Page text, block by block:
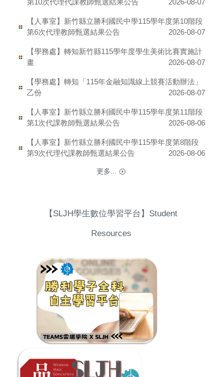
2026-08-07
【人事室】新竹縣立勝利國民中學115學年度第10階段
第6次代理教師甄選結果公告
2026-08-07
【學務處】轉知新竹縣115學年度學生美術比賽實施計
畫
2026-08-07
【學務處】轉知「115年金融知識線上競賽活動辦法」
乙份
2026-08-07
【人事室】新竹縣立勝利國民中學115學年度第11階段
第1次代課教師甄選結果公告
2026-08-06
【人事室】新竹縣立勝利國民中學115學年度第8階段
第9次代理代課教師甄選結果公告
2026-08-06
更多...
【SLJH學生數位學習平台】Student
Resources